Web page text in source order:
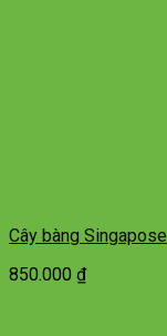
Cây bàng Singapose
850.000 ₫